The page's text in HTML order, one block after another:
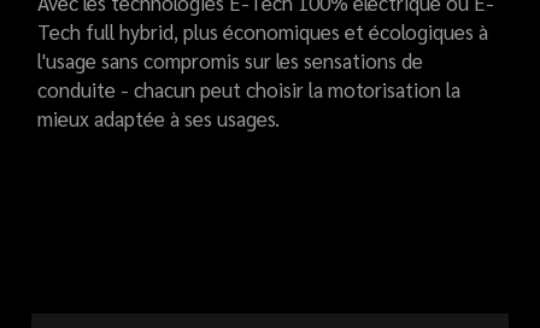
Tech full hybrid, plus économiques et écologiques à
l'usage sans compromis sur les sensations de
conduite - chacun peut choisir la motorisation la
mieux adaptée à ses usages.